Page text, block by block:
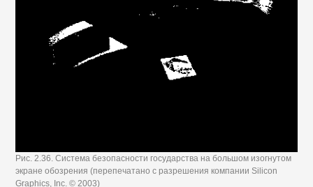
Рис. 2.36. Система безопасности государства на большом изогнутом
экране обозрения (перепечатано с разрешения компании Silicon
Graphics, Inc. © 2003)